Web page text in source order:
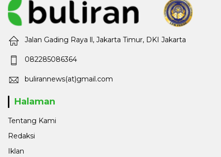
Jalan Gading Raya ll, Jakarta Timur, DKI Jakarta
082285086364
bulirannews(at)gmail.com
Halaman
Tentang Kami
Redaksi
Iklan